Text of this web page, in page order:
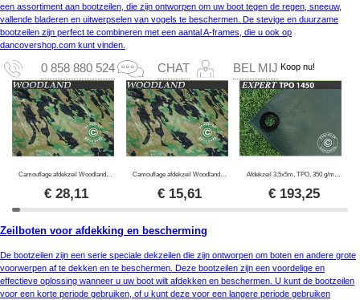
een assortiment aan bootzeilen, die zijn ontworpen om uw boot tegen de regen, sneeuw,
vallende bladeren en uitwerpselen van vogels te beschermen. De stevige en duurzame
bootzeilen zijn perfect te combineren met een aantal A-frames, die u ook op
dancovershop.com kunt vinden.
0 858 880 524 CHAT BEL MIJ Koop nu!
Camouflage afdekzeil Woodland 2,85x4m, 100g/m²
€ 28,11
Camouflage afdekzeil Woodland 1,9x3m, 100g/m²
€ 15,61
Afdekzeil 3,5x5m, TPO, 350 g/m², Groen
€ 193,25
Zeilboten voor afdekking en bescherming
De bootzeilen zijn een serie speciale dekzeilen die zijn ontworpen om boten en andere grote
voorwerpen af te dekken en te beschermen. Deze bootzeilen zijn een voordelige en
effectieve oplossing wanneer u uw boot wilt afdekken en beschermen. U kunt de bootzeilen
voor een korte periode gebruiken, of u kunt deze voor een langere periode gebruiken